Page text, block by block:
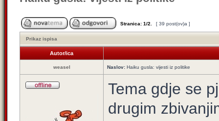
Stranica: 1/2 [ 39 post(ov)a ]
Prikaz ispisa
Autor/ica
weasel Naslov: Haiku gusla: vijesti iz politike
Tema gdje se
drugim